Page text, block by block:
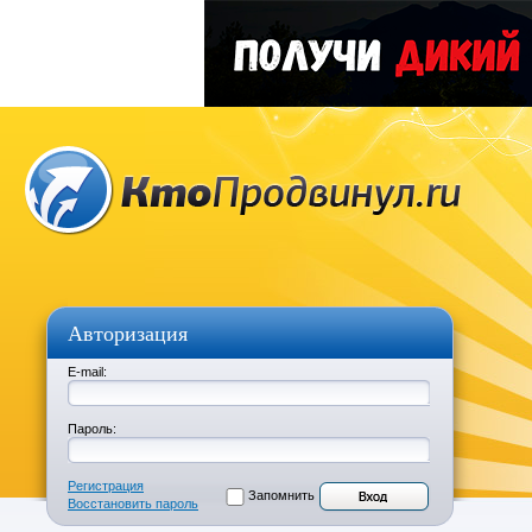
Авторизация
E-mail:
Пароль:
Регистрация
Восстановить пароль
Запомнить